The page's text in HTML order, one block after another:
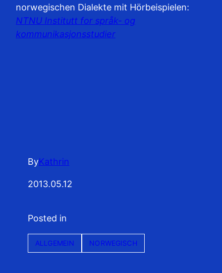
norwegischen Dialekte mit Hörbeispielen:
NTNU Institutt for språk- og
kommunikasjonsstudier
ByKathrin
2013.05.12
Posted in
ALLGEMEIN NORWEGISCH